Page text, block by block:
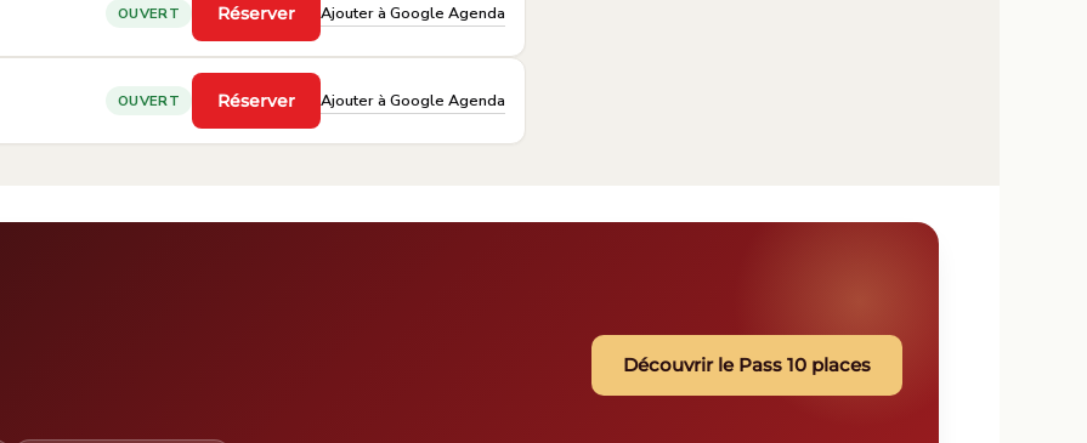
OUVERT Réserver
·
Ajouter à Google Agenda
OUVERT Réserver
·
Ajouter à Google Agenda
Découvrir le Pass 10 places